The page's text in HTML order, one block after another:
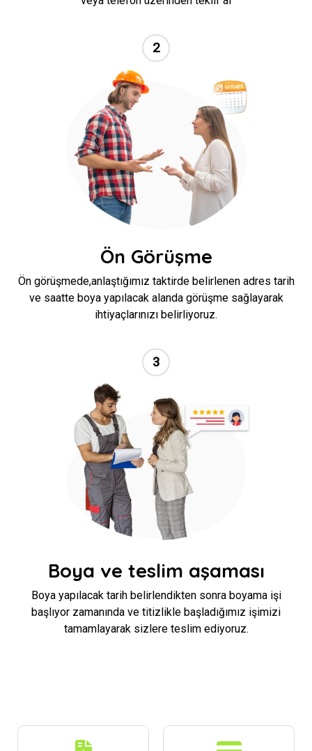
//
2
Ön Görüşme
Ön görüşmede,anlaştığımız taktirde belirlenen adres tarih
ve saatte boya yapılacak alanda görüşme sağlayarak
ihtiyaçlarınızı belirliyoruz.
//
3
Boya ve teslim aşaması
Boya yapılacak tarih belirlendikten sonra boyama işi
başlıyor zamanında ve titizlikle başladığımız işimizi
tamamlayarak sizlere teslim ediyoruz.